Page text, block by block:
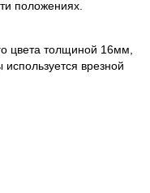
положениях.
цвета толщиной 16мм,
врезной